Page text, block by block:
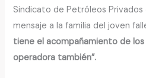
Sindicato de Petróleos
mensaje a la familia del joven
tiene el acompañamiento de
operadora también”.